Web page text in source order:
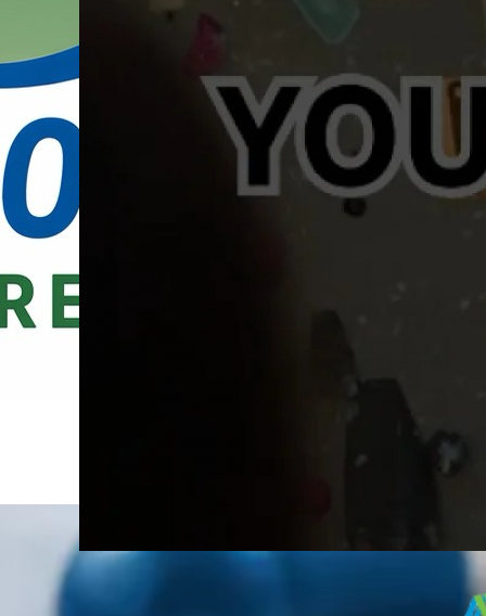
Svetovno mladinsko prvenstvo v